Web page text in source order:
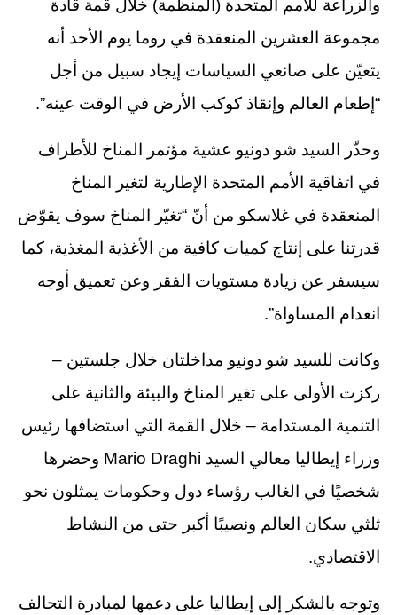
والزراعة للأمم المتحدة (المنظمة) خلال قمة قادة
مجموعة العشرين المنعقدة في روما يوم الأحد أنه
يتعيّن على صانعي السياسات إيجاد سبيل من أجل
“إطعام العالم وإنقاذ كوكب الأرض في الوقت عينه”.
وحذّر السيد شو دونيو عشية مؤتمر المناخ للأطراف
في اتفاقية الأمم المتحدة الإطارية لتغير المناخ
المنعقدة في غلاسكو من أنّ “تغيّر المناخ سوف يقوّض
قدرتنا على إنتاج كميات كافية من الأغذية المغذية، كما
سيسفر عن زيادة مستويات الفقر وعن تعميق أوجه
انعدام المساواة”.
وكانت للسيد شو دونيو مداخلتان خلال جلستين –
ركزت الأولى على تغير المناخ والبيئة والثانية على
التنمية المستدامة – خلال القمة التي استضافها رئيس
وزراء إيطاليا معالي السيد Mario Draghi وحضرها
شخصيًا في الغالب رؤساء دول وحكومات يمثلون نحو
ثلثي سكان العالم ونصيبًا أكبر حتى من النشاط
الاقتصادي.
وتوجه بالشكر إلى إيطاليا على دعمها لمبادرة التحالف